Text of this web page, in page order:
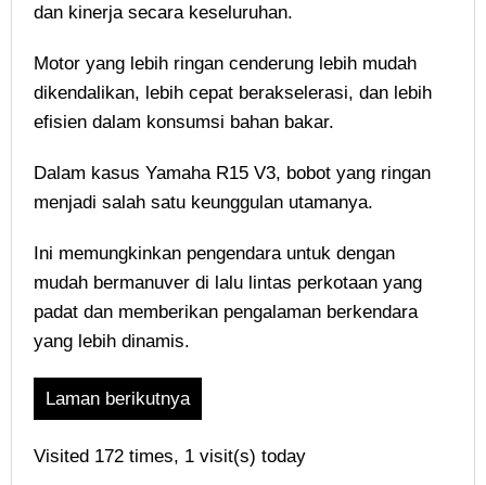
dan kinerja secara keseluruhan.
Motor yang lebih ringan cenderung lebih mudah
dikendalikan, lebih cepat berakselerasi, dan lebih
efisien dalam konsumsi bahan bakar.
Dalam kasus Yamaha R15 V3, bobot yang ringan
menjadi salah satu keunggulan utamanya.
Ini memungkinkan pengendara untuk dengan
mudah bermanuver di lalu lintas perkotaan yang
padat dan memberikan pengalaman berkendara
yang lebih dinamis.
Laman berikutnya
Visited 172 times, 1 visit(s) today